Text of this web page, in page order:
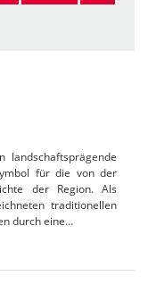
landschaftsprägende
für die von der
der Region. Als
traditionellen
durch eine…